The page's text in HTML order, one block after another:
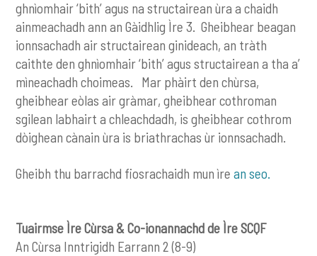
ghnìomhair ‘bith’ agus na structairean ùra a chaidh
ainmeachadh ann an Gàidhlig Ìre 3. Gheibhear beagan
ionnsachadh air structairean ginideach, an tràth
caithte den ghnìomhair ‘bith’ agus structairean a tha a’
mìneachadh choimeas. Mar phàirt den chùrsa,
gheibhear eòlas air gràmar, gheibhear cothroman
sgilean labhairt a chleachdadh, is gheibhear cothrom
dòighean cànain ùra is briathrachas ùr ionnsachadh.
Gheibh thu barrachd fiosrachaidh mun ìrean seo.
Tuairmse Ìre Cùrsa & Co-ionannachd de Ìre SCQF
An Cùrsa Inntrigidh Earrann 2 (8-9)